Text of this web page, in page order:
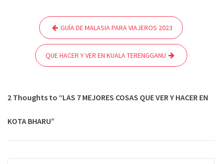
Navegación
entradas
GUÍA DE MALASIA PARA VIAJEROS 2023
QUE HACER Y VER EN KUALA TERENGGANU
2 Thoughts to “LAS 7 MEJORES COSAS QUE VER Y HACER EN
KOTA BHARU”